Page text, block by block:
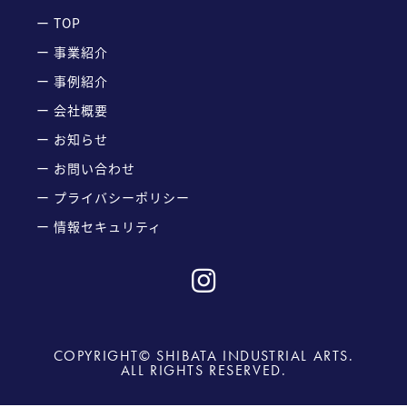
ー TOP
ー 事業紹介
ー 事例紹介
ー 会社概要
ー お知らせ
ー お問い合わせ
ー プライバシーポリシー
ー 情報セキュリティ
COPYRIGHT© SHIBATA INDUSTRIAL ARTS.
ALL RIGHTS RESERVED.